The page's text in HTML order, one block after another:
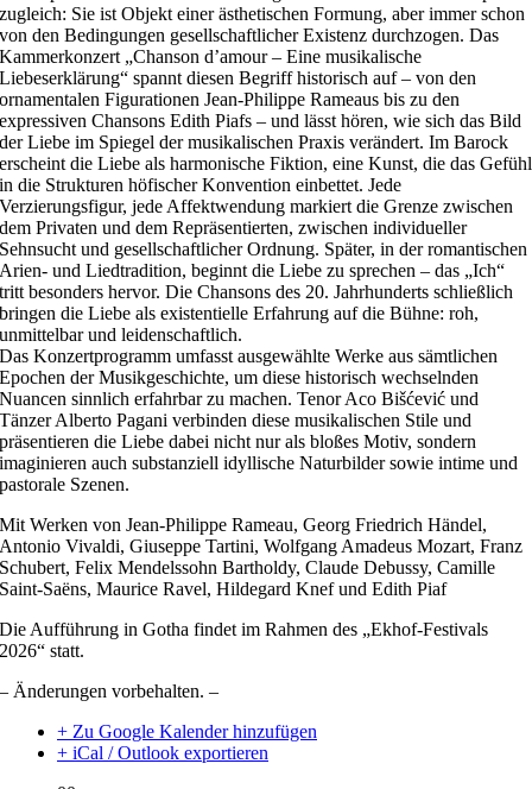
zugleich: Sie ist Objekt einer ästhetischen Formung, aber immer schon
von den Bedingungen gesellschaftlicher Existenz durchzogen. Das
Kammerkonzert „Chanson d’amour – Eine musikalische
Liebeserklärung“ spannt diesen Begriff historisch auf – von den
ornamentalen Figurationen Jean-Philippe Rameaus bis zu den
expressiven Chansons Edith Piafs – und lässt hören, wie sich das Bild
der Liebe im Spiegel der musikalischen Praxis verändert. Im Barock
erscheint die Liebe als harmonische Fiktion, eine Kunst, die das Gefühl
in die Strukturen höfischer Konvention einbettet. Jede
Verzierungsfigur, jede Affektwendung markiert die Grenze zwischen
dem Privaten und dem Repräsentierten, zwischen individueller
Sehnsucht und gesellschaftlicher Ordnung. Später, in der romantischen
Arien- und Liedtradition, beginnt die Liebe zu sprechen – das „Ich“
tritt besonders hervor. Die Chansons des 20. Jahrhunderts schließlich
bringen die Liebe als existentielle Erfahrung auf die Bühne: roh,
unmittelbar und leidenschaftlich.
Das Konzertprogramm umfasst ausgewählte Werke aus sämtlichen
Epochen der Musikgeschichte, um diese historisch wechselnden
Nuancen sinnlich erfahrbar zu machen. Tenor Aco Bišćević und
Tänzer Alberto Pagani verbinden diese musikalischen Stile und
präsentieren die Liebe dabei nicht nur als bloßes Motiv, sondern
imaginieren auch substanziell idyllische Naturbilder sowie intime und
pastorale Szenen.
Mit Werken von Jean-Philippe Rameau, Georg Friedrich Händel,
Antonio Vivaldi, Giuseppe Tartini, Wolfgang Amadeus Mozart, Franz
Schubert, Felix Mendelssohn Bartholdy, Claude Debussy, Camille
Saint-Saëns, Maurice Ravel, Hildegard Knef und Edith Piaf
Die Aufführung in Gotha findet im Rahmen des „Ekhof-Festivals
2026“ statt.
– Änderungen vorbehalten. –
+ Zu Google Kalender hinzufügen
+ iCal / Outlook exportieren